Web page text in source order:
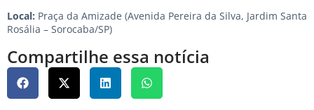
Local: Praça da Amizade (Avenida Pereira da Silva, Jardim Santa
Rosália – Sorocaba/SP)
Compartilhe essa notícia